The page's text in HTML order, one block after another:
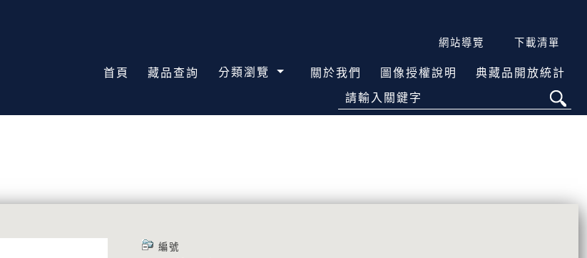
網站導覽 下載清單
首頁 藏品查詢 分類瀏覽 關於我們 圖像授權說明 典藏品開放統計
請輸入關鍵字
編號